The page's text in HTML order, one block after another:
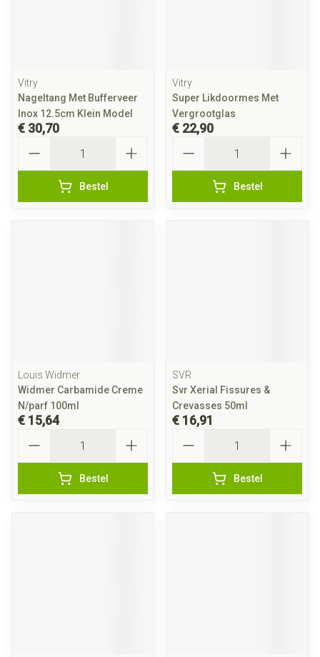
Vitry
Nageltang Met Bufferveer
Inox 12.5cm Klein Model
€ 30,70
Bestel
Vitry
Super Likdoormes Met
Vergrootglas
€ 22,90
Bestel
Louis Widmer
Widmer Carbamide Creme
N/parf 100ml
€ 15,64
Bestel
SVR
Svr Xerial Fissures &
Crevasses 50ml
€ 16,91
Bestel